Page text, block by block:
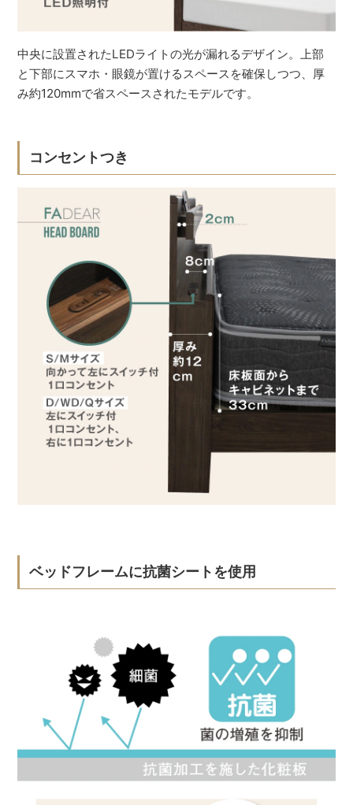
中央に設置されたLEDライトの光が漏れるデザイン。上部
と下部にスマホ・眼鏡が置けるスペースを確保しつつ、厚
み約120mmで省スペースされたモデルです。
コンセントつき
ベッドフレームに抗菌シートを使用